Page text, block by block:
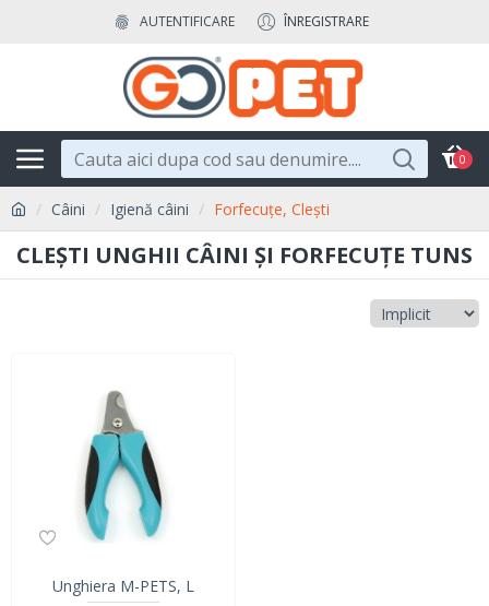
AUTENTIFICARE ÎNREGISTRARE
0
Câini Igienă câini Forfecuțe, Clești
CLEȘTI UNGHII CÂINI ȘI FORFECUȚE TUNS
Unghiera M-PETS, L